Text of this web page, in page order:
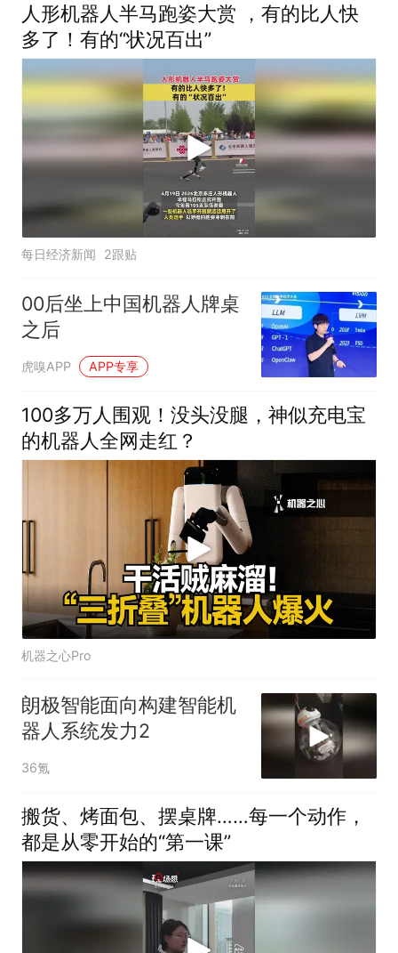
人形机器人半马跑姿大赏 ，有的比人快
多了！有的“状况百出”
每日经济新闻 2跟贴
00后坐上中国机器人牌桌
之后
虎嗅APP APP专享
100多万人围观！没头没腿，神似充电宝
的机器人全网走红？
机器之心Pro
朗极智能面向构建智能机
器人系统发力2
36氪
搬货、烤面包、摆桌牌……每一个动作，
都是从零开始的“第一课”